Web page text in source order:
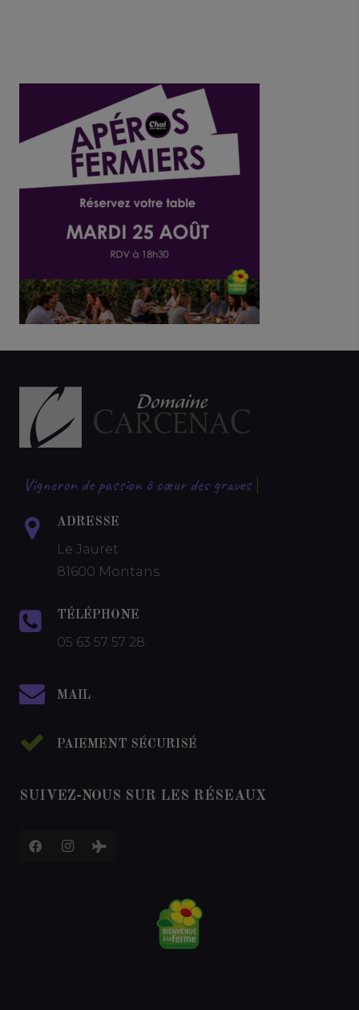
Vigneron de passion ô cœur des graves |
ADRESSE
Le Jauret
81600 Montans
TÉLÉPHONE
05 63 57 57 28
MAIL
PAIEMENT SÉCURISÉ
SUIVEZ-NOUS SUR LES RÉSEAUX